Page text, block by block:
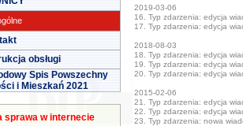
obsługi
Spis Powszechny
i Mieszkań 2021
sprawa w internecie
2019-03-06
16. Typ zdarzenia: edycja
17. Typ zdarzenia: edycja
2018-08-03
18. Typ zdarzenia: edycja
19. Typ zdarzenia: edycja
20. Typ zdarzenia: edycja
2015-02-06
21. Typ zdarzenia: edycja
22. Typ zdarzenia: edycja
23. Typ zdarzenia: nowa